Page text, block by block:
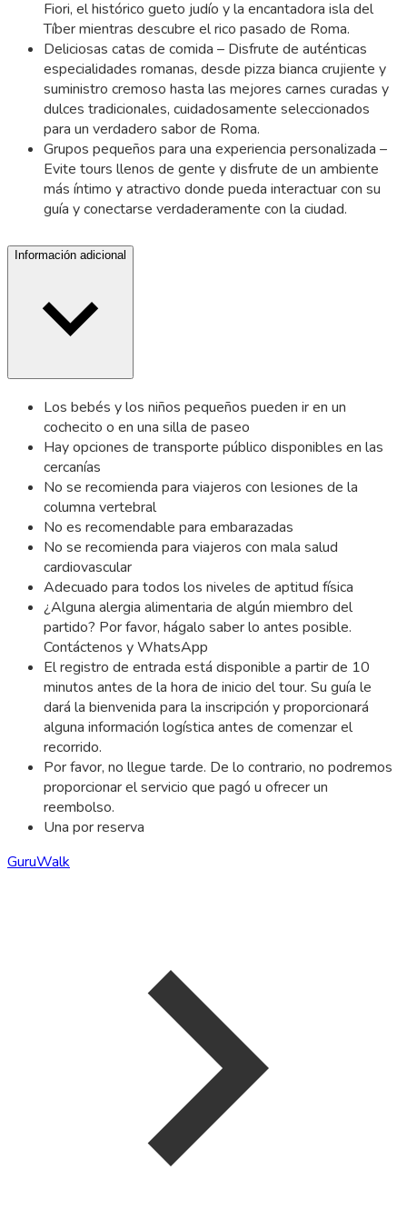
Fiori, el histórico gueto judío y la encantadora isla del
Tíber mientras descubre el rico pasado de Roma.
Deliciosas catas de comida – Disfrute de auténticas
especialidades romanas, desde pizza bianca crujiente y
suministro cremoso hasta las mejores carnes curadas y
dulces tradicionales, cuidadosamente seleccionados
para un verdadero sabor de Roma.
Grupos pequeños para una experiencia personalizada –
Evite tours llenos de gente y disfrute de un ambiente
más íntimo y atractivo donde pueda interactuar con su
guía y conectarse verdaderamente con la ciudad.
Información adicional
Los bebés y los niños pequeños pueden ir en un
cochecito o en una silla de paseo
Hay opciones de transporte público disponibles en las
cercanías
No se recomienda para viajeros con lesiones de la
columna vertebral
No es recomendable para embarazadas
No se recomienda para viajeros con mala salud
cardiovascular
Adecuado para todos los niveles de aptitud física
¿Alguna alergia alimentaria de algún miembro del
partido? Por favor, hágalo saber lo antes posible.
Contáctenos y WhatsApp
El registro de entrada está disponible a partir de 10
minutos antes de la hora de inicio del tour. Su guía le
dará la bienvenida para la inscripción y proporcionará
alguna información logística antes de comenzar el
recorrido.
Por favor, no llegue tarde. De lo contrario, no podremos
proporcionar el servicio que pagó u ofrecer un
reembolso.
Una por reserva
GuruWalk